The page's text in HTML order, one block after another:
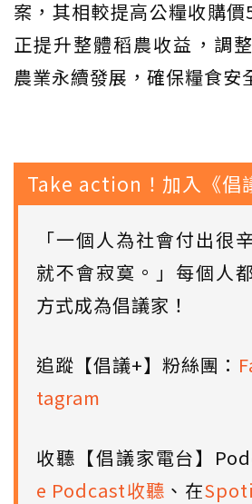
案，其相較提高公糧收購
正提升整體稻農收益，調
農業永續發展，確保糧食安
Take action！加入《倡
「一個人為社會付出很
就不會寂寞。」每個人
方式成為倡議家！
追蹤【倡議+】粉絲團：
tagram
收聽【倡議家電台】
e Podcast收聽 、在